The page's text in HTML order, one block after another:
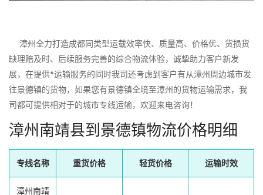
漳州全力打造成都同类型运载效率快、质量高、价格优、货损货
缺理赔及时、后续服务完善的综合物流体验，诚挚助力客户新发
展，在提供*运输服务的同时我司还考虑到客户有从漳州周边城市发
往景德镇的货物，如果您有景德镇全境至漳州的货物运输需求，我
司都可提供相对于的城市专线运输，欢迎来电咨询！
漳州南靖县到景德镇物流价格明细
专线名称 重货价格 轻货价格 运输时效
漳州南靖